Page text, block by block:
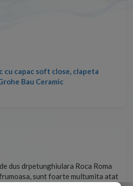
cu capac soft close, clapeta
Bau Ceramic
dus drpetunghiulara Roca Roma
sunt foarte multumita atat